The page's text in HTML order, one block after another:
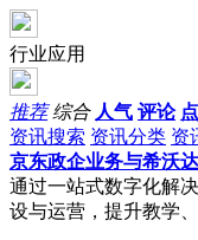
行业应用
推荐 综合 人气 评论
资讯搜索 资讯分类 资
京东政企业务与希沃
通过一站式数字化解
设与运营，提升教学